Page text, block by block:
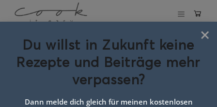
Schlagwort:Tipps
für Eltern
×
Du willst in Zukunft keine
Rezepte und Beiträge mehr
verpassen?
Dann melde dich gleich für meinen kostenlosen